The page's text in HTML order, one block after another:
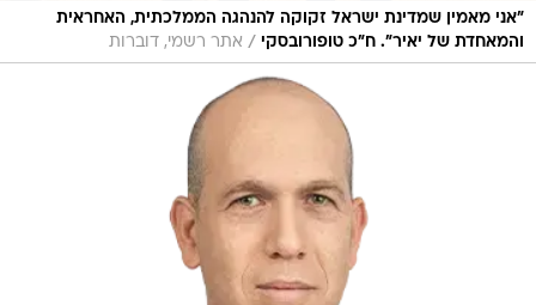
"אני מאמין שמדינת ישראל זקוקה להנהגה הממלכתית, האחראית
והמאחדת של יאיר". ח"כ טופורובסקי / אתר רשמי, דוברות